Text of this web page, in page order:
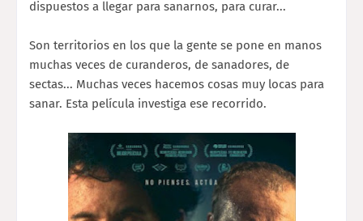
dispuestos a llegar para sanarnos, para curar...
Son territorios en los que la gente se pone en manos
muchas veces de curanderos, de sanadores, de
sectas... Muchas veces hacemos cosas muy locas para
sanar. Esta película investiga ese recorrido.